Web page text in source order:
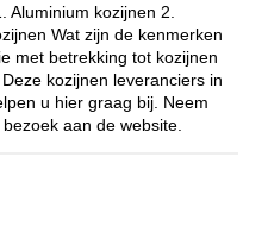
Aluminium kozijnen 2.
Wat zijn de kenmerken
met betrekking tot kozijnen
kozijnen leveranciers in
u hier graag bij. Neem
aan de website.